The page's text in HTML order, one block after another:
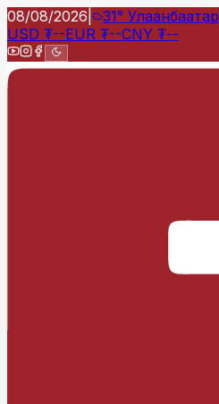
08/08/2026 31° Улаанбаатар
USD ₮--EUR ₮--CNY ₮--